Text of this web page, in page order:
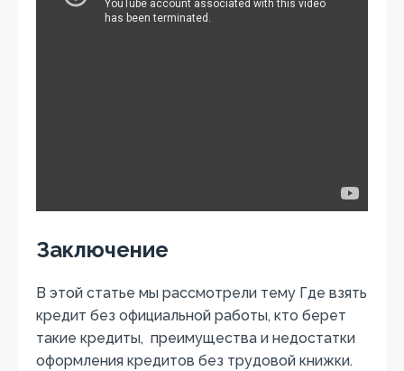
Заключение
В этой статье мы рассмотрели тему Где взять
кредит без официальной работы, кто берет
такие кредиты, преимущества и недостатки
оформления кредитов без трудовой книжки.